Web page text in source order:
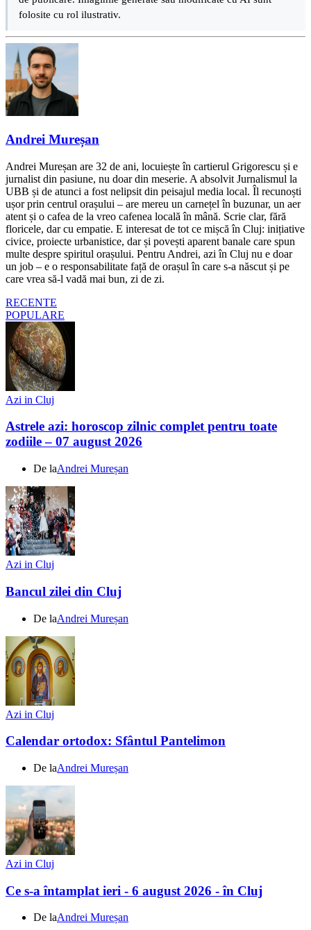
folosite cu rol ilustrativ.
Andrei Mureșan
Andrei Mureșan are 32 de ani, locuiește în cartierul Grigorescu și e
jurnalist din pasiune, nu doar din meserie. A absolvit Jurnalismul la
UBB și de atunci a fost nelipsit din peisajul media local. Îl recunoști
ușor prin centrul orașului – are mereu un carnețel în buzunar, un aer
atent și o cafea de la vreo cafenea locală în mână. Scrie clar, fără
floricele, dar cu empatie. E interesat de tot ce mișcă în Cluj: inițiative
civice, proiecte urbanistice, dar și povești aparent banale care spun
multe despre spiritul orașului. Pentru Andrei, azi în Cluj nu e doar
un job – e o responsabilitate față de orașul în care s-a născut și pe
care vrea să-l vadă mai bun, zi de zi.
RECENTE
POPULARE
Azi in Cluj
Astrele azi: horoscop zilnic complet pentru toate
zodiile – 07 august 2026
De laAndrei Mureșan
Azi in Cluj
Bancul zilei din Cluj
De laAndrei Mureșan
Azi in Cluj
Calendar ortodox: Sfântul Pantelimon
De laAndrei Mureșan
Azi in Cluj
Ce s-a întamplat ieri - 6 august 2026 - în Cluj
De laAndrei Mureșan